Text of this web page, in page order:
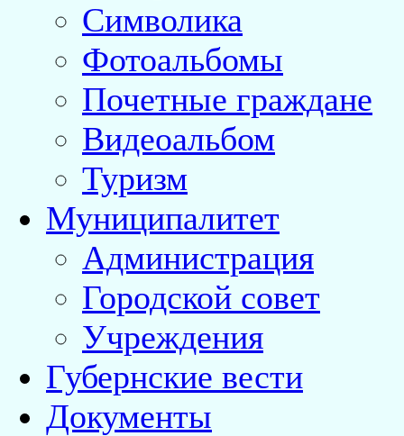
Символика
Фотоальбомы
Почетные граждане
Видеоальбом
Туризм
Муниципалитет
Администрация
Городской совет
Учреждения
Губернские вести
Документы